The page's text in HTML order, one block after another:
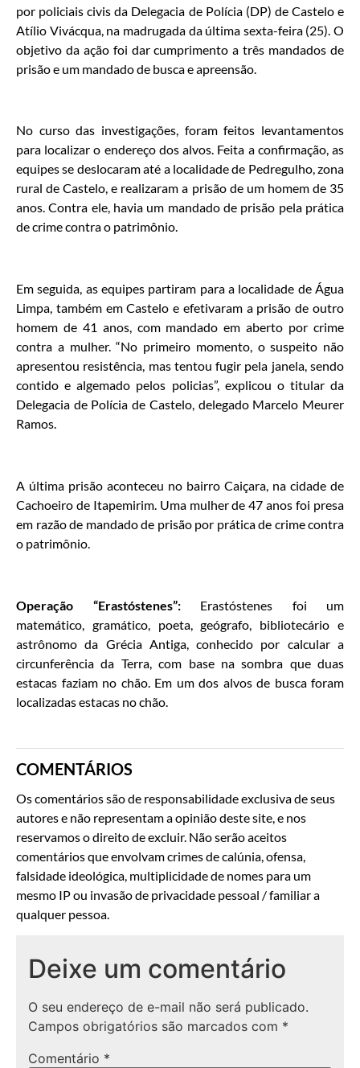
por policiais civis da Delegacia de Polícia (DP) de Castelo e
Atílio Vivácqua, na madrugada da última sexta-feira (25). O
objetivo da ação foi dar cumprimento a três mandados de
prisão e um mandado de busca e apreensão.
No curso das investigações, foram feitos levantamentos
para localizar o endereço dos alvos. Feita a confirmação, as
equipes se deslocaram até a localidade de Pedregulho, zona
rural de Castelo, e realizaram a prisão de um homem de 35
anos. Contra ele, havia um mandado de prisão pela prática
de crime contra o patrimônio.
Em seguida, as equipes partiram para a localidade de Água
Limpa, também em Castelo e efetivaram a prisão de outro
homem de 41 anos, com mandado em aberto por crime
contra a mulher. “No primeiro momento, o suspeito não
apresentou resistência, mas tentou fugir pela janela, sendo
contido e algemado pelos policias”, explicou o titular da
Delegacia de Polícia de Castelo, delegado Marcelo Meurer
Ramos.
A última prisão aconteceu no bairro Caiçara, na cidade de
Cachoeiro de Itapemirim. Uma mulher de 47 anos foi presa
em razão de mandado de prisão por prática de crime contra
o patrimônio.
Operação “Erastóstenes”:Erastóstenes foi um
matemático, gramático, poeta, geógrafo, bibliotecário e
astrônomo da Grécia Antiga, conhecido por calcular a
circunferência da Terra, com base na sombra que duas
estacas faziam no chão. Em um dos alvos de busca foram
localizadas estacas no chão.
COMENTÁRIOS
Os comentários são de responsabilidade exclusiva de seus
autores e não representam a opinião deste site, e nos
reservamos o direito de excluir. Não serão aceitos
comentários que envolvam crimes de calúnia, ofensa,
falsidade ideológica, multiplicidade de nomes para um
mesmo IP ou invasão de privacidade pessoal / familiar a
qualquer pessoa.
Deixe um comentário
O seu endereço de e-mail não será publicado.
Campos obrigatórios são marcados com *
Comentário *